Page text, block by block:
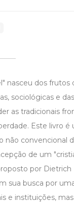
nasceu dos frutos
sociológicas e
as tradicionais
Este livro
não convencional
de um
por
sua busca por
e instituições,